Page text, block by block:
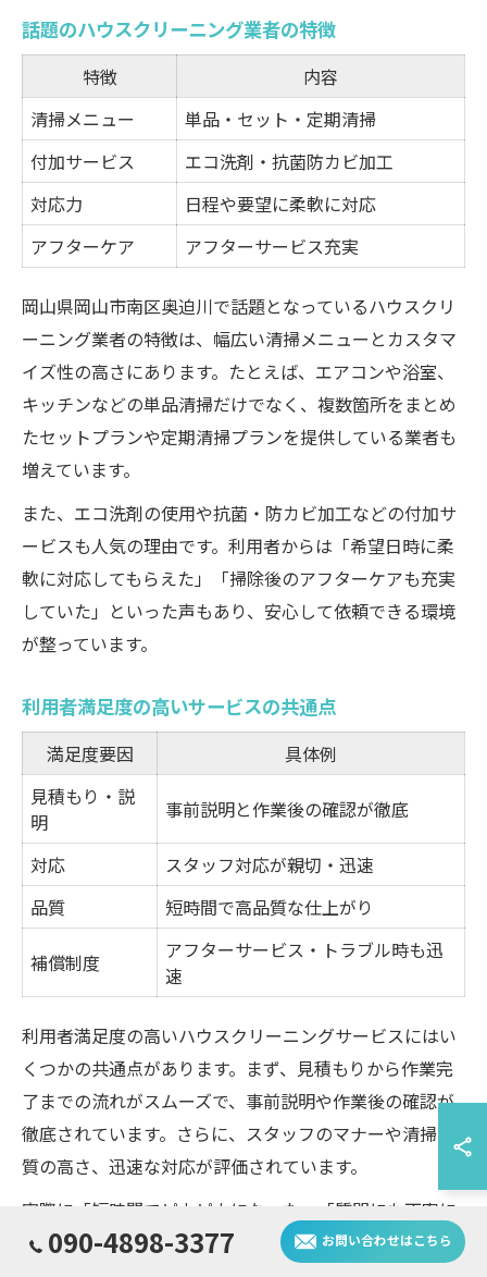
話題のハウスクリーニング業者の特徴
特徴
内容
清掃メニュー
単品・セット・定期清掃
付加サービス
エコ洗剤・抗菌防カビ加工
対応力
日程や要望に柔軟に対応
アフターケア
アフターサービス充実
岡山県岡山市南区奥迫川で話題となっているハウスクリ
ーニング業者の特徴は、幅広い清掃メニューとカスタマ
イズ性の高さにあります。たとえば、エアコンや浴室、
キッチンなどの単品清掃だけでなく、複数箇所をまとめ
たセットプランや定期清掃プランを提供している業者も
増えています。
また、エコ洗剤の使用や抗菌・防カビ加工などの付加サ
ービスも人気の理由です。利用者からは「希望日時に柔
軟に対応してもらえた」「掃除後のアフターケアも充実
していた」といった声もあり、安心して依頼できる環境
が整っています。
利用者満足度の高いサービスの共通点
満足度要因
具体例
見積もり・説
明
事前説明と作業後の確認が徹底
対応
スタッフ対応が親切・迅速
品質
短時間で高品質な仕上がり
補償制度
アフターサービス・トラブル時も迅
速
利用者満足度の高いハウスクリーニングサービスにはい
くつかの共通点があります。まず、見積もりから作業完
了までの流れがスムーズで、事前説明や作業後の確認が
徹底されています。さらに、スタッフのマナーや清掃品
質の高さ、迅速な対応が評価されています。
実際に「短時間でピカピカになった」「質問にも丁寧に
答えてくれた」といった体験談が多く寄せられており、
090-4898-3377 お問い合わせはこちら